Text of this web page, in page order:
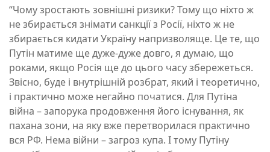
“Чому зростають зовнішні ризики? Тому що ніхто ж
не збирається знімати санкції з Росії, ніхто ж не
збирається кидати Україну напризволяще. Це те, що
Путін матиме ще дуже-дуже довго, я думаю, що
роками, якщо Росія ще до цього часу збережеться.
Звісно, буде і внутрішній розбрат, який і теоретично,
і практично може негайно початися. Для Путіна
війна – запорука продовження його існування, як
пахана зони, на яку вже перетворилася практично
вся РФ. Нема війни – загроз купа. І тому Путіну